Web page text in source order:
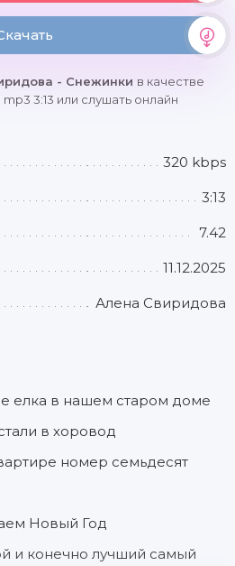
- Снежинки в качестве
3:13 или слушать онлайн
320 kbps
3:13
7.42
11.12.2025
Алена Свиридова
елка в нашем старом доме
в хоровод
номер семьдесят
Новый Год
и конечно лучший самый